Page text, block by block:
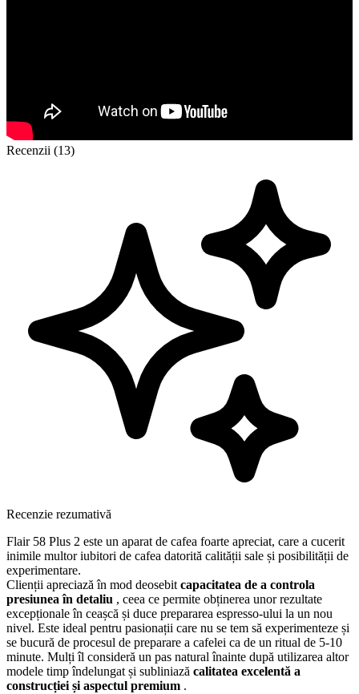
Recenzii (13)
Recenzie rezumativă
Flair 58 Plus 2 este un aparat de cafea foarte apreciat, care a cucerit
inimile multor iubitori de cafea datorită calității sale și posibilității de
experimentare.
Clienții apreciază în mod deosebit capacitatea de a controla
presiunea în detaliu , ceea ce permite obținerea unor rezultate
excepționale în ceașcă și duce prepararea espresso-ului la un nou
nivel. Este ideal pentru pasionații care nu se tem să experimenteze și
se bucură de procesul de preparare a cafelei ca de un ritual de 5-10
minute. Mulți îl consideră un pas natural înainte după utilizarea altor
modele timp îndelungat și subliniază calitatea excelentă a
construcției și aspectul premium .